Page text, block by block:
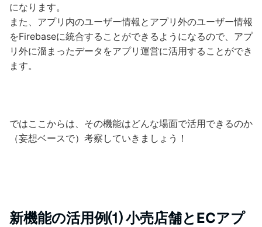
になります。
また、アプリ内のユーザー情報とアプリ外のユーザー情報
をFirebaseに統合することができるようになるので、アプ
リ外に溜まったデータをアプリ運営に活用することができ
ます。
ではここからは、その機能はどんな場面で活用できるのか
（妄想ベースで）考察していきましょう！
新機能の活用例⑴ 小売店舗とECアプ